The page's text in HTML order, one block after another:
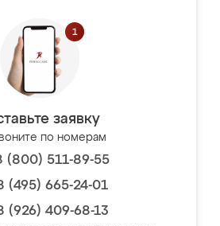
заявку
по номерам
(800) 511-89-55
(495) 665-24-01
(926) 409-68-13